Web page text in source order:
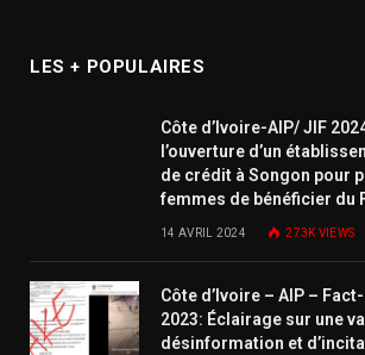
LES + POPULAIRES
Côte d’Ivoire-AIP/ JIF
l’ouverture d’un
de crédit à Songon pour
femmes de bénéficier du
14 AVRIL 2024 273K VIEWS
Côte d’Ivoire – AIP –
2023: Éclairage sur une
désinformation et